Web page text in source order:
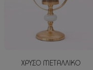
ΧΡΥΣΟ ΜΕΤΑΛΛΙΚΟ